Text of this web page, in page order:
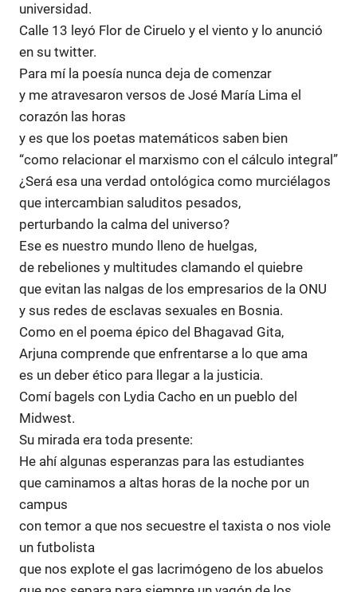
universidad.
Calle 13 leyó Flor de Ciruelo y el viento y lo anunció
en su twitter.
Para mí la poesía nunca deja de comenzar
y me atravesaron versos de José María Lima el
corazón las horas
y es que los poetas matemáticos saben bien
“como relacionar el marxismo con el cálculo integral”
¿Será esa una verdad ontológica como murciélagos
que intercambian saluditos pesados,
perturbando la calma del universo?
Ese es nuestro mundo lleno de huelgas,
de rebeliones y multitudes clamando el quiebre
que evitan las nalgas de los empresarios de la ONU
y sus redes de esclavas sexuales en Bosnia.
Como en el poema épico del Bhagavad Gita,
Arjuna comprende que enfrentarse a lo que ama
es un deber ético para llegar a la justicia.
Comí bagels con Lydia Cacho en un pueblo del
Midwest.
Su mirada era toda presente:
He ahí algunas esperanzas para las estudiantes
que caminamos a altas horas de la noche por un
campus
con temor a que nos secuestre el taxista o nos viole
un futbolista
que nos explote el gas lacrimógeno de los abuelos